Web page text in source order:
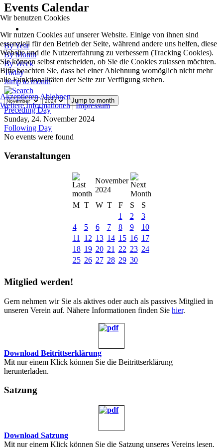
Events Calendar
By Year
By Month
By Week
Today
Jump to month
Jump to month
Preceding Day
Sunday, 24. November 2024
Following Day
No events were found
Veranstaltungen
November
2024
M T W T F S
S
1
2
3
4
5 6 7 8 9
10
11
12 13 14 15 16 17
18 19 20 21 22 23 24
25 26 27 28 29 30
Mitglied werden!
Gern nehmen wir Sie als aktives oder auch als passives Mitglied in
unseren Verein auf. Nähere Informationen finden Sie hier.
Download Beitrittserklärung
Mit nur einem Klick können Sie die Beitrittserklärung
herunterladen.
Satzung
Download Satzung
Mit nur einem Klick können Sie die Satzung unseres Vereins lesen.
Wir benutzen Cookies
Wir nutzen Cookies auf unserer Website. Einige von ihnen sind
essenziell für den Betrieb der Seite, während andere uns helfen, diese
Website und die Nutzererfahrung zu verbessern (Tracking Cookies).
Sie können selbst entscheiden, ob Sie die Cookies zulassen möchten.
Bitte beachten Sie, dass bei einer Ablehnung womöglich nicht mehr
alle Funktionalitäten der Seite zur Verfügung stehen.
AkzeptierenAblehnen
Weitere Informationen|Impressum